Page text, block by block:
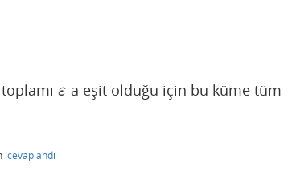
ε
ε a eşit olduğu için bu küme tüm
cevaplandı